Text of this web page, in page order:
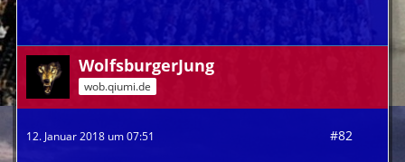
WolfsburgerJung
wob.qiumi.de
12. Januar 2018 um 07:51 #82